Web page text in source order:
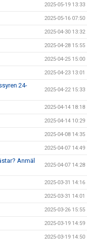
2025-05-19 13:33
2025-05-16 07:50
2025-04-30 13:32
2025-04-28 15:55
2025-04-25 15:00
2025-04-23 13:01
24-
2025-04-22 15:33
2025-04-14 18:18
2025-04-14 10:29
2025-04-08 14:35
2025-04-07 14:49
Anmäl
2025-04-07 14:28
2025-03-31 14:16
2025-03-31 14:01
2025-03-26 15:55
2025-03-19 14:59
2025-03-19 14:50